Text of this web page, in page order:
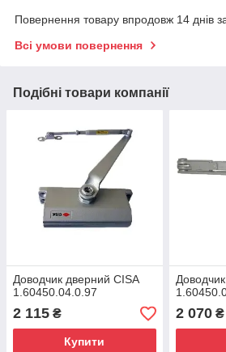
Повернення товару впродовж 14 днів
Всі умови повернення
Подібні товари компанії
Доводчик дверний CISA
1.60450.04.0.97
2 115 ₴
Купити
2 070₴